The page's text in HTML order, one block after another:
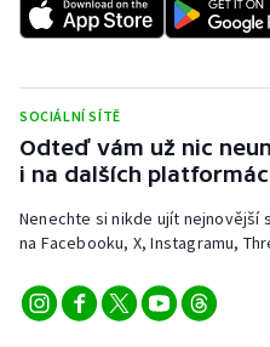
SOCIÁLNÍ SÍTĚ
Odteď vám už nic
i na dalších
Nenechte si nikde ujít nejnovější
na Facebooku, X, Instagramu,